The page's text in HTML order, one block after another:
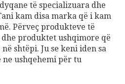
të specializuara dhe
kam disa marka që i kam
Përveç produkteve të
produktet ushqimore që
shtëpi. Ju se keni iden sa
ushqehemi për tu